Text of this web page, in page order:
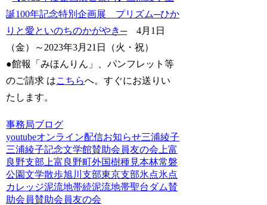
誕100年記念特別企画展 プリズム─ひか
りと愛といのちのかがやき─4月1日
（金）～2023年3月21日（火・祝）
●館報「みほんりん」、パンフレット等
のご請求 はこちらへ。すぐにお送りい
たします。
事務局ブログ
youtubeオンライン配信お知らせ三浦綾子
三浦綾子記念文学館賛助会員友の会 上富
良野支部 上富良野町外国樹種見本林常磐
公園文学散歩旭川支部東京支部氷点氷点
カレッジ泥流地帯続泥流地帯聖台ダム賛
助会員賛助会員友の会